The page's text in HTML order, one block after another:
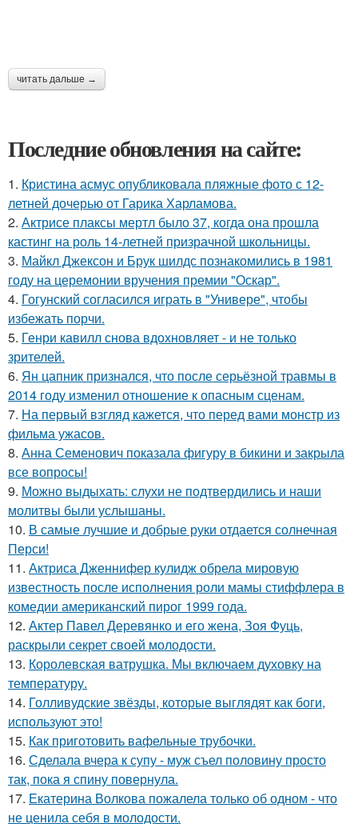
читать дальше →
Последние обновления на сайте:
1. Кристина асмус опубликовала пляжные фото с 12-
летней дочерью от Гарика Харламова.
2. Актрисе плаксы мертл было 37, когда она прошла
кастинг на роль 14-летней призрачной школьницы.
3. Майкл Джексон и Брук шилдс познакомились в 1981
году на церемонии вручения премии "Оскар".
4. Гогунский согласился играть в "Универе", чтобы
избежать порчи.
5. Генри кавилл снова вдохновляет - и не только
зрителей.
6. Ян цапник признался, что после серьёзной травмы в
2014 году изменил отношение к опасным сценам.
7. На первый взгляд кажется, что перед вами монстр из
фильма ужасов.
8. Анна Семенович показала фигуру в бикини и закрыла
все вопросы!
9. Можно выдыхать: слухи не подтвердились и наши
молитвы были услышаны.
10. В самые лучшие и добрые руки отдается солнечная
Перси!
11. Актриса Дженнифер кулидж обрела мировую
известность после исполнения роли мамы стиффлера в
комедии американский пирог 1999 года.
12. Актер Павел Деревянко и его жена, Зоя Фуць,
раскрыли секрет своей молодости.
13. Королевская ватрушка. Мы включаем духовку на
температуру.
14. Голливудские звёзды, которые выглядят как боги,
используют это!
15. Как приготовить вафельные трубочки.
16. Сделала вчера к супу - муж съел половину просто
так, пока я спину повернула.
17. Екатерина Волкова пожалела только об одном - что
не ценила себя в молодости.